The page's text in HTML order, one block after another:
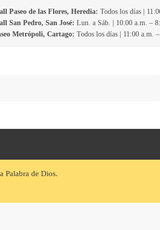
Paseo de las Flores, Heredia: Todos los días |
San Pedro, San José: Lun. a Sáb. | 10:00 a.m. –
Metrópoli, Cartago: Todos los días | 11:00 a.m.
Palabra de Dios.